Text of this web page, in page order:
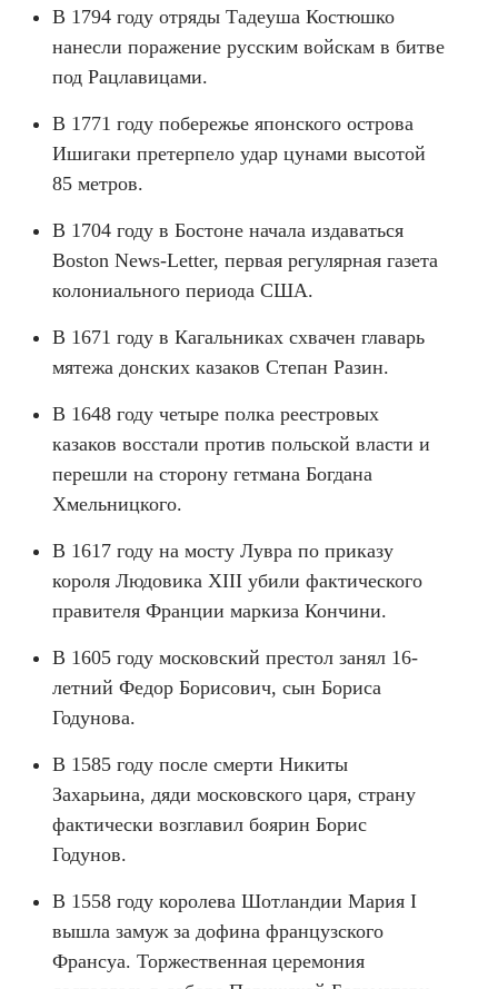
В 1794 году отряды Тадеуша Костюшко
нанесли поражение русским войскам в битве
под Рацлавицами.
В 1771 году побережье японского острова
Ишигаки претерпело удар цунами высотой
85 метров.
В 1704 году в Бостоне начала издаваться
Boston News-Letter, первая регулярная газета
колониального периода США.
В 1671 году в Кагальниках схвачен главарь
мятежа донских казаков Степан Разин.
В 1648 году четыре полка реестровых
казаков восстали против польской власти и
перешли на сторону гетмана Богдана
Хмельницкого.
В 1617 году на мосту Лувра по приказу
короля Людовика XIII убили фактического
правителя Франции маркиза Кончини.
В 1605 году московский престол занял 16-
летний Федор Борисович, сын Бориса
Годунова.
В 1585 году после смерти Никиты
Захарьина, дяди московского царя, страну
фактически возглавил боярин Борис
Годунов.
В 1558 году королева Шотландии Мария I
вышла замуж за дофина французского
Франсуа. Торжественная церемония